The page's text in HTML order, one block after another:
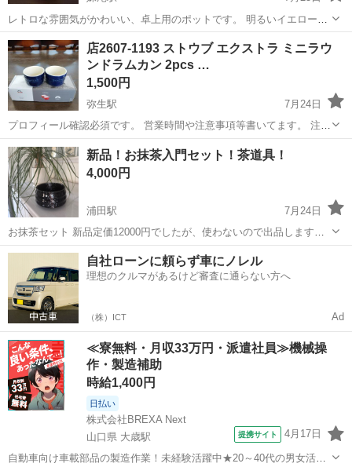
レトロな雰囲気がかわいい、卓上用のポットです。 明るいイエローカ
ラーでパッと華やかな印象になります。 ・状態：未使用・箱なし ・カ
ラー：イエロー×ホワイト ・容量：450ml •サイズ:123×123×195mm •
耐...
岡山 岡山市 ポット
店2607-1193 ストウブ エクストラ ミニラウ
ンドラムカン 2pcs …
1,500円
弥生駅
7月24日
プロフィール確認必須です。 営業時間や注意事項等書いてます。 注意
⚠️ 当店はリサイクルショップの為、原則として 返品・交換や修理等の
対応は致しかねます。 家電等に関しましては、ご購入から３日以内に
商品の不備や故障があっ...
岡山 倉敷市 弥生駅 食器
新品！お抹茶入門セット！茶道具！
4,000円
浦田駅
7月24日
お抹茶セット 新品定価12000円でしたが、使わないので出品します！
取りに来てくれる方
岡山 倉敷市 浦田駅 食器
自社ローンに頼らず車にノレル
理想のクルマがあるけど審査に通らない方へ
（株）ICT Ad
≪寮無料・月収33万円・派遣社員≫機械操
作・製造補助
時給1,400円
日払い
株式会社BREXA Next
山口県 大歳駅
提携サイト 4月17日
自動車向け車載部品の製造作業！未経験活躍中★20～40代の男女活躍